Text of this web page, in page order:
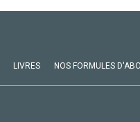
LIVRES NOS FORMULES